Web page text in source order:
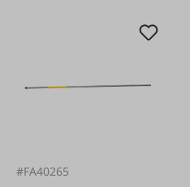
#FA40265